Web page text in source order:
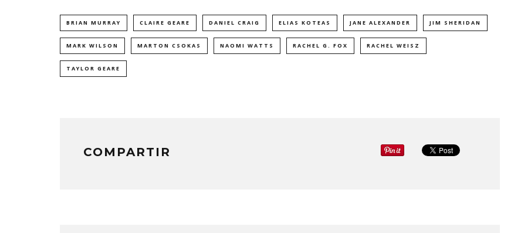
BRIAN MURRAY CLAIRE GEARE DANIEL CRAIG ELIAS KOTEAS JANE ALEXANDER JIM SHERIDAN
MARK WILSON MARTON CSOKAS NAOMI WATTS RACHEL G. FOX RACHEL WEISZ
TAYLOR GEARE
COMPARTIR